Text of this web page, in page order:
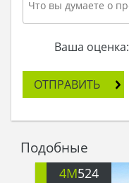
Ваша оценка:
ОТПРАВИТЬ
Подобные
4M524